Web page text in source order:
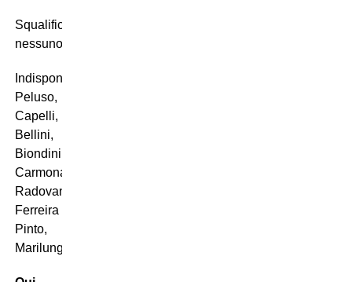
Squalificati:
nessuno
Indisponibili:
Peluso,
Capelli,
Bellini,
Biondini,
Carmona,
Radovanovic,
Ferreira
Pinto,
Marilungo.